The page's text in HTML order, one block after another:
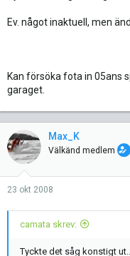
Ev. något inaktuell, men
Kan försöka fota in 05ans
garaget.
Max_K
Välkänd medlem
23 okt 2008
camata skrev:
Tyckte det såg konstigt ut...